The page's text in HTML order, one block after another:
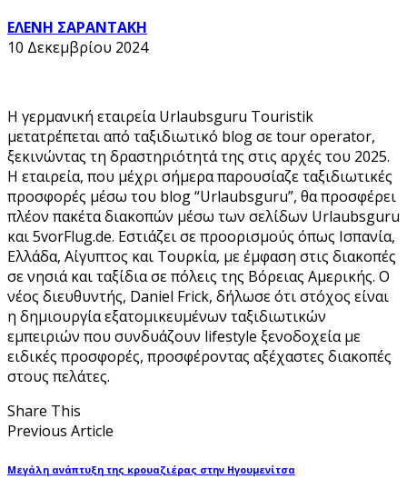
ΕΛΕΝΗ ΣΑΡΑΝΤΑΚΗ
10 Δεκεμβρίου 2024
Η γερμανική εταιρεία Urlaubsguru Touristik
μετατρέπεται από ταξιδιωτικό blog σε tour operator,
ξεκινώντας τη δραστηριότητά της στις αρχές του 2025.
Η εταιρεία, που μέχρι σήμερα παρουσίαζε ταξιδιωτικές
προσφορές μέσω του blog “Urlaubsguru”, θα προσφέρει
πλέον πακέτα διακοπών μέσω των σελίδων Urlaubsguru
και 5vorFlug.de. Εστιάζει σε προορισμούς όπως Ισπανία,
Ελλάδα, Αίγυπτος και Τουρκία, με έμφαση στις διακοπές
σε νησιά και ταξίδια σε πόλεις της Βόρειας Αμερικής. Ο
νέος διευθυντής, Daniel Frick, δήλωσε ότι στόχος είναι
η δημιουργία εξατομικευμένων ταξιδιωτικών
εμπειριών που συνδυάζουν lifestyle ξενοδοχεία με
ειδικές προσφορές, προσφέροντας αξέχαστες διακοπές
στους πελάτες.
Share This
Previous Article
Μεγάλη ανάπτυξη της κρουαζιέρας στην Ηγουμενίτσα